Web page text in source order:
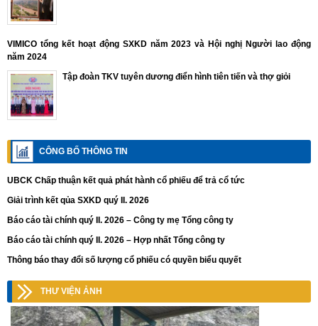
VIMICO tổng kết hoạt động SXKD năm 2023 và Hội nghị Người lao động
năm 2024
Tập đoàn TKV tuyên dương điển hình tiên tiến và thợ giỏi
CÔNG BỐ THÔNG TIN
UBCK Chấp thuận kết quả phát hành cổ phiếu để trả cổ tức
Giải trình kết qủa SXKD quý II. 2026
Báo cáo tài chính quý II. 2026 – Công ty mẹ Tổng công ty
Báo cáo tài chính quý II. 2026 – Hợp nhất Tổng công ty
Thông báo thay đổi số lượng cổ phiếu có quyền biểu quyết
THƯ VIỆN ẢNH